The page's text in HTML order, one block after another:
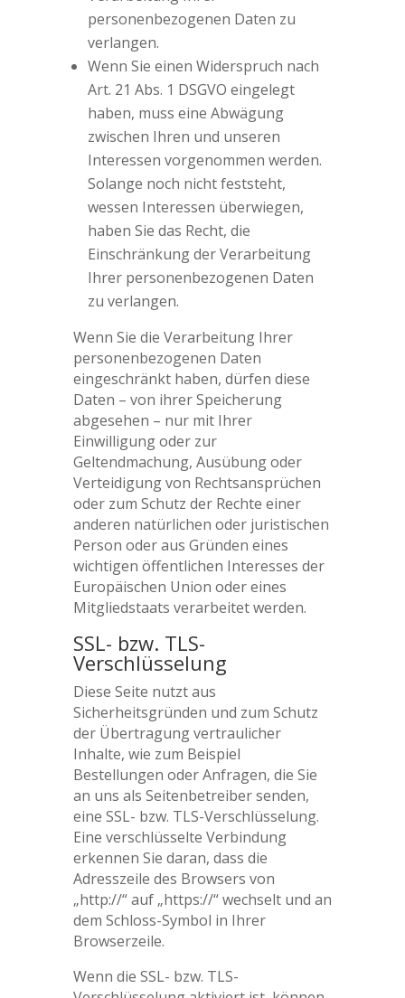
personenbezogenen Daten zu
verlangen.
Wenn Sie einen Widerspruch nach
Art. 21 Abs. 1 DSGVO eingelegt
haben, muss eine Abwägung
zwischen Ihren und unseren
Interessen vorgenommen werden.
Solange noch nicht feststeht,
wessen Interessen überwiegen,
haben Sie das Recht, die
Einschränkung der Verarbeitung
Ihrer personenbezogenen Daten
zu verlangen.
Wenn Sie die Verarbeitung Ihrer
personenbezogenen Daten
eingeschränkt haben, dürfen diese
Daten – von ihrer Speicherung
abgesehen – nur mit Ihrer
Einwilligung oder zur
Geltendmachung, Ausübung oder
Verteidigung von Rechtsansprüchen
oder zum Schutz der Rechte einer
anderen natürlichen oder juristischen
Person oder aus Gründen eines
wichtigen öffentlichen Interesses der
Europäischen Union oder eines
Mitgliedstaats verarbeitet werden.
SSL- bzw. TLS-
Verschlüsselung
Diese Seite nutzt aus
Sicherheitsgründen und zum Schutz
der Übertragung vertraulicher
Inhalte, wie zum Beispiel
Bestellungen oder Anfragen, die Sie
an uns als Seitenbetreiber senden,
eine SSL- bzw. TLS-Verschlüsselung.
Eine verschlüsselte Verbindung
erkennen Sie daran, dass die
Adresszeile des Browsers von
„http://“ auf „https://“ wechselt und an
dem Schloss-Symbol in Ihrer
Browserzeile.
Wenn die SSL- bzw. TLS-